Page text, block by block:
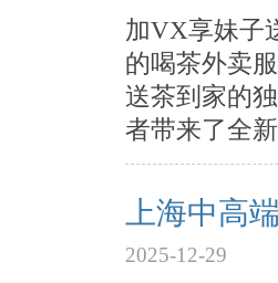
加VX享妹子
的喝茶外卖
送茶到家的
者带来了全
上海中高
2025-12-29